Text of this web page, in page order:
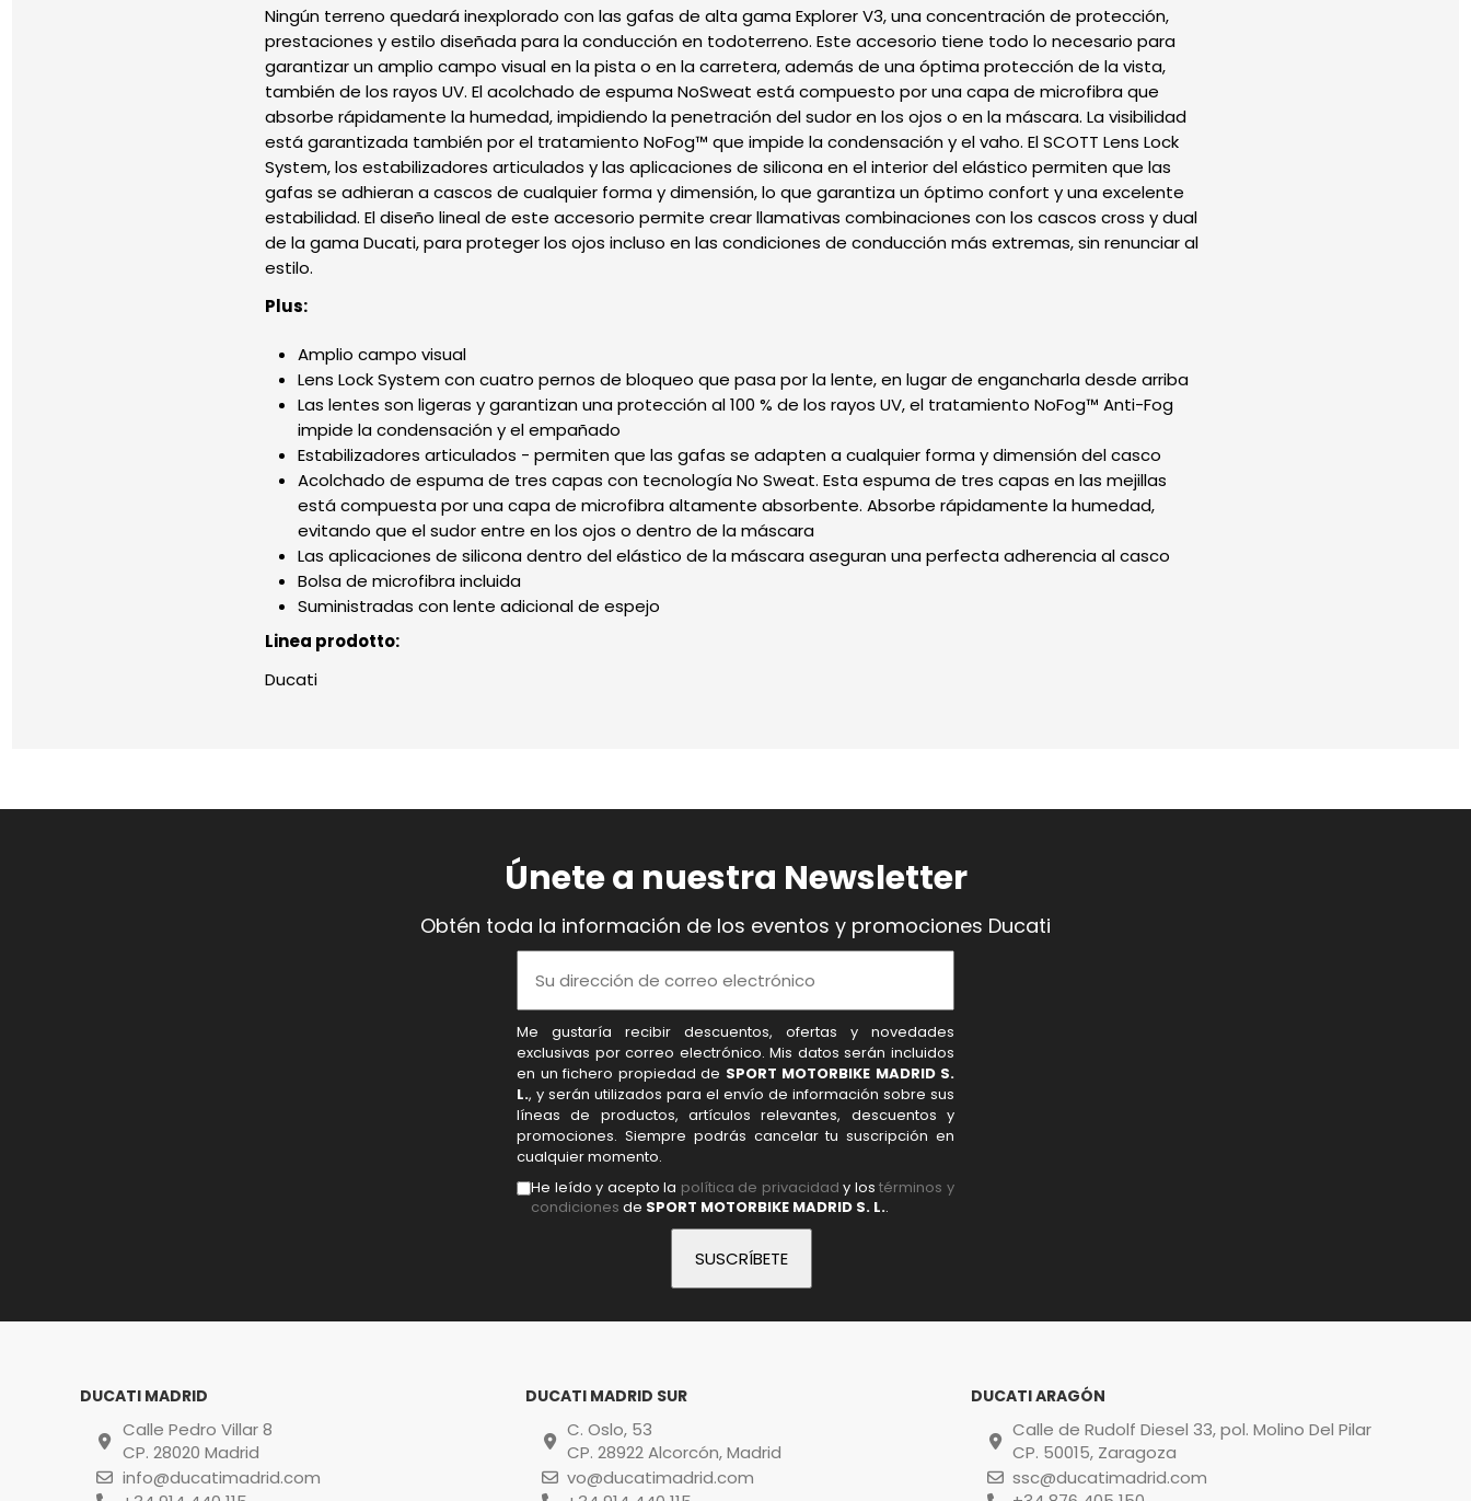
Ningún terreno quedará inexplorado con las gafas de alta gama Explorer V3, una concentración de protección,
prestaciones y estilo diseñada para la conducción en todoterreno. Este accesorio tiene todo lo necesario para
garantizar un amplio campo visual en la pista o en la carretera, además de una óptima protección de la vista,
también de los rayos UV. El acolchado de espuma NoSweat está compuesto por una capa de microfibra que
absorbe rápidamente la humedad, impidiendo la penetración del sudor en los ojos o en la máscara. La visibilidad
está garantizada también por el tratamiento NoFog™ que impide la condensación y el vaho. El SCOTT Lens Lock
System, los estabilizadores articulados y las aplicaciones de silicona en el interior del elástico permiten que las
gafas se adhieran a cascos de cualquier forma y dimensión, lo que garantiza un óptimo confort y una excelente
estabilidad. El diseño lineal de este accesorio permite crear llamativas combinaciones con los cascos cross y dual
de la gama Ducati, para proteger los ojos incluso en las condiciones de conducción más extremas, sin renunciar al
estilo.
Plus:
Amplio campo visual
Lens Lock System con cuatro pernos de bloqueo que pasa por la lente, en lugar de engancharla desde arriba
Las lentes son ligeras y garantizan una protección al 100 % de los rayos UV, el tratamiento NoFog™ Anti-Fog
impide la condensación y el empañado
Estabilizadores articulados - permiten que las gafas se adapten a cualquier forma y dimensión del casco
Acolchado de espuma de tres capas con tecnología No Sweat. Esta espuma de tres capas en las mejillas
está compuesta por una capa de microfibra altamente absorbente. Absorbe rápidamente la humedad,
evitando que el sudor entre en los ojos o dentro de la máscara
Las aplicaciones de silicona dentro del elástico de la máscara aseguran una perfecta adherencia al casco
Bolsa de microfibra incluida
Suministradas con lente adicional de espejo
Linea prodotto:
Ducati
Únete a nuestra Newsletter
Obtén toda la información de los eventos y promociones Ducati
Me gustaría recibir descuentos, ofertas y novedades
exclusivas por correo electrónico. Mis datos serán incluidos
en un fichero propiedad de SPORT MOTORBIKE MADRID S.
L., y serán utilizados para el envío de información sobre sus
líneas de productos, artículos relevantes, descuentos y
promociones. Siempre podrás cancelar tu suscripción en
cualquier momento.
He leído y acepto la política de privacidad y lostérminos y
condiciones de SPORT MOTORBIKE MADRID S. L..
DUCATI MADRID
Calle Pedro Villar 8
CP. 28020 Madrid
info@ducatimadrid.com
DUCATI MADRID SUR
C. Oslo, 53
CP. 28922 Alcorcón, Madrid
vo@ducatimadrid.com
DUCATI ARAGÓN
Calle de Rudolf Diesel 33, pol. Molino Del Pilar
CP. 50015, Zaragoza
ssc@ducatimadrid.com